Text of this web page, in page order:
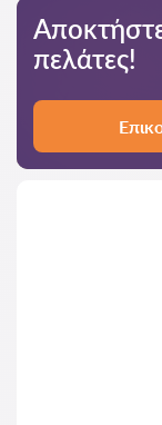
πελάτες!